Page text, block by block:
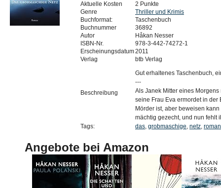
Aktuelle Kosten
2 Punkte
Genre
Thriller und Krimis
Buchformat:
Taschenbuch
Buchnummer
36892
Autor
Håkan Nesser
ISBN-Nr.
978-3-442-74272-1
Erscheinungsdatum2011
Verlag
btb Verlag
Beschreibung
Gut erhaltenes Taschenbuch,
---
Als Janek Mitter eines
seine Frau Eva ermordet in der
Mörder ist, aber beweisen
mächtig gezecht, und nun
Tags:
das, grobmaschige, netz, roman
Angebote bei Amazon